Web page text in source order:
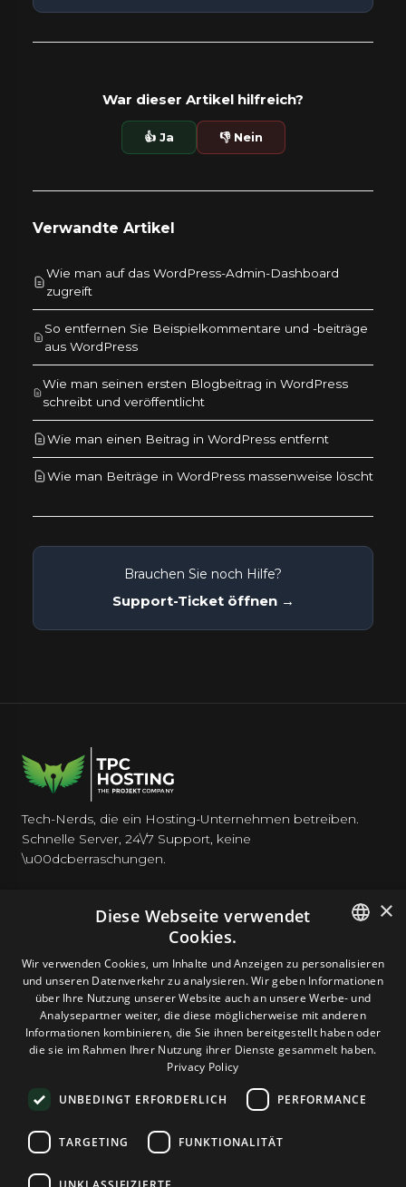
War dieser Artikel hilfreich?
👍 Ja 👎 Nein
Verwandte Artikel
Wie man auf das WordPress-Admin-Dashboard
zugreift
So entfernen Sie Beispielkommentare und -beiträge
aus WordPress
Wie man seinen ersten Blogbeitrag in WordPress
schreibt und veröffentlicht
Wie man einen Beitrag in WordPress entfernt
Wie man Beiträge in WordPress massenweise löscht
Brauchen Sie noch Hilfe?
Support-Ticket öffnen →
Tech-Nerds, die ein Hosting-Unternehmen betreiben.
Schnelle Server, 24\/7 Support, keine
\u00dcberraschungen.
HOSTING
DOMAINS & E-MAIL
TOOLS & SICHERHEIT
UNTERNEHMEN
ENGLISH
ROMANIAN
×
Diese Webseite verwendet
Cookies.
Wir verwenden Cookies, um Inhalte und Anzeigen zu personalisieren
und unseren Datenverkehr zu analysieren. Wir geben Informationen
über Ihre Nutzung unserer Website auch an unsere Werbe- und
Analysepartner weiter, die diese möglicherweise mit anderen
Informationen kombinieren, die Sie ihnen bereitgestellt haben oder
die sie im Rahmen Ihrer Nutzung ihrer Dienste gesammelt haben.
Privacy Policy
UNBEDINGT ERFORDERLICH PERFORMANCE
TARGETING FUNKTIONALITÄT